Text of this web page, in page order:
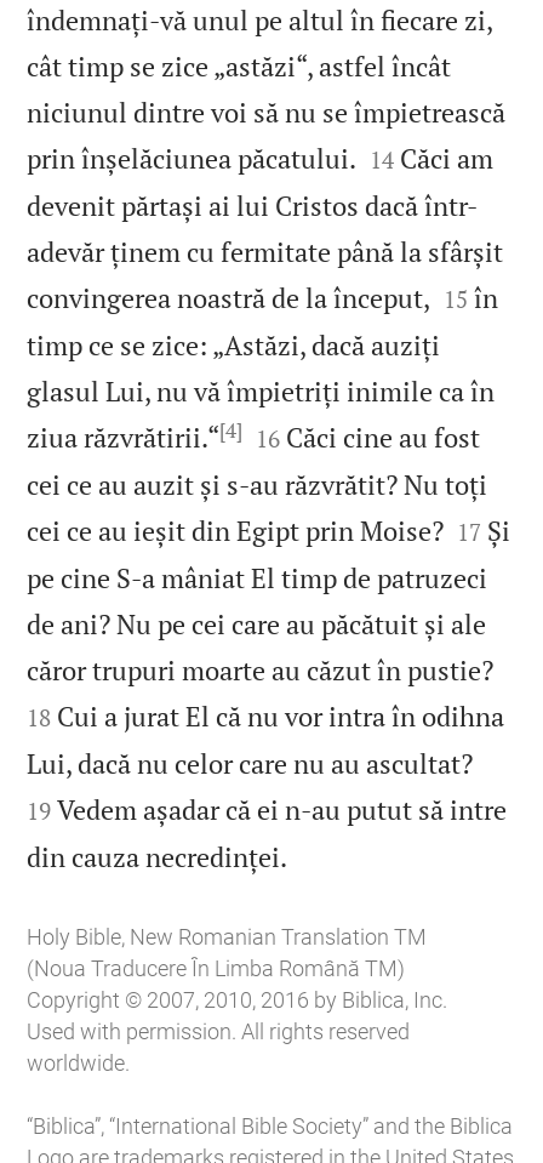
îndemnați‑vă unul pe altul în fiecare zi,
cât timp se zice „astăzi“, astfel încât
niciunul dintre voi să nu se împietrească
prin înșelăciunea păcatului. 

14 Căci am
devenit părtași ai lui Cristos dacă într-
adevăr ținem cu fermitate până la sfârșit
convingerea noastră de la început, 

15 în
timp ce se zice: „Astăzi, dacă auziți
glasul Lui, nu vă împietriți inimile ca în
ziua răzvrătirii.“[4] 

16 Căci cine au fost
cei ce au auzit și s‑au răzvrătit? Nu toți
cei ce au ieșit din Egipt prin Moise?
17 Și
pe cine S‑a mâniat El timp de patruzeci
de ani? Nu pe cei care au păcătuit și ale
căror trupuri moarte au căzut în pustie?
18 Cui a jurat El că nu vor intra în odihna
Lui, dacă nu celor care nu au ascultat?
19 Vedem așadar că ei n‑au putut să intre
din cauza necredinței.
Holy Bible, New Romanian Translation TM
(Noua Traducere În Limba Română TM)
Copyright © 2007, 2010, 2016 by Biblica, Inc.
Used with permission. All rights reserved
worldwide.
“Biblica”, “International Bible Society” and the Biblica
Logo are trademarks registered in the United States